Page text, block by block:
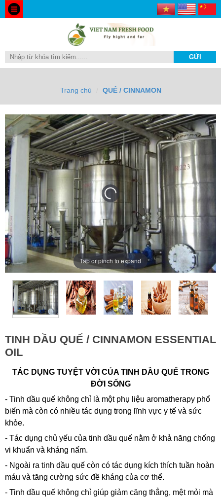
Trang chủ QUẾ / CINNAMON
Tap or pinch to expand
TINH DẦU QUẾ / CINNAMON ESSENTIAL
OIL
TÁC DỤNG TUYỆT VỜI CỦA TINH DẦU QUẾ TRONG
ĐỜI SỐNG
- Tinh dầu quế không chỉ là một phụ liệu aromatherapy phổ
biến mà còn có nhiều tác dụng trong lĩnh vực y tế và sức
khỏe.
- Tác dụng chủ yếu của tinh dầu quế nằm ở khả năng chống
vi khuẩn và kháng nấm.
- Ngoài ra tinh dầu quế còn có tác dụng kích thích tuần hoàn
máu và tăng cường sức đề kháng của cơ thể.
- Tinh dầu quế không chỉ giúp giảm căng thẳng, mệt mỏi mà